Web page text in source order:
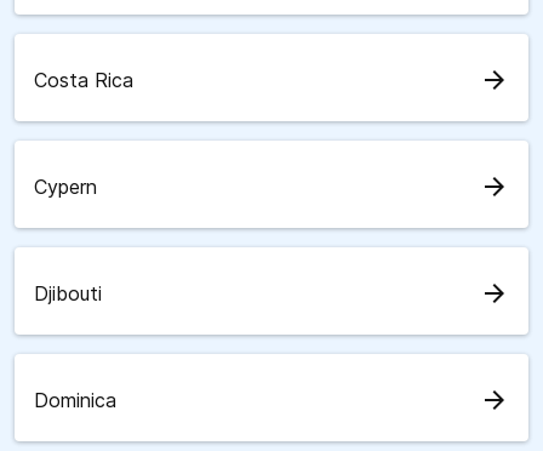
Costa Rica arrow_forward
Cypern arrow_forward
Djibouti arrow_forward
Dominica arrow_forward